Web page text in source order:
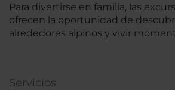
Para divertirse en familia, las
ofrecen la oportunidad de
alrededores alpinos y vivir
Servicios